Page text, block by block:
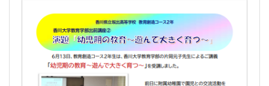
2025年9月2日 14時03分
★070613 片岡先生(香大講義②）(HP).pdf